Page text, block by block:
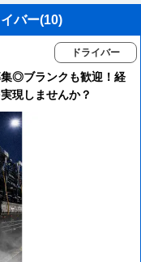
バー(10)
ドライバー
◎ブランクも歓迎！経
現しませんか？